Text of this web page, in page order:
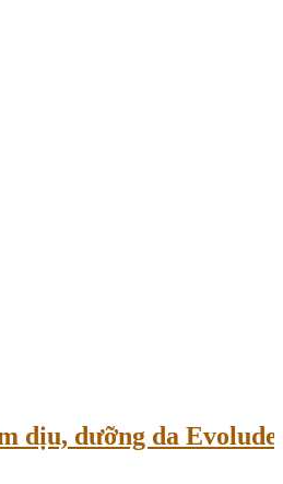
dịu, dưỡng da